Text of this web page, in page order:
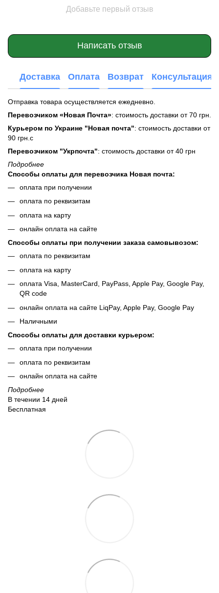
Добавьте первый отзыв
Написать отзыв
Доставка Оплата Возврат Консультация
Отправка товара осуществляется ежедневно.
Перевозчиком «Новая Почта»: стоимость доставки от 70 грн.
Курьером по Украине "Новая почта": стоимость доставки от
90 грн.с
Перевозчиком "Укрпочта": стоимость доставки от 40 грн
Подробнее
Способы оплаты для перевозчика Новая почта:
оплата при получении
оплата по реквизитам
оплата на карту
онлайн оплата на сайте
Способы оплаты при получении заказа самовывозом:
оплата по реквизитам
оплата на карту
оплата Visa, MasterCard, PayPass, Apple Pay, Google Pay,
QR code
онлайн оплата на сайте LiqPay, Apple Pay, Google Pay
Наличными
Способы оплаты для доставки курьером:
оплата при получении
оплата по реквизитам
онлайн оплата на сайте
Подробнее
В течении 14 дней
Бесплатная